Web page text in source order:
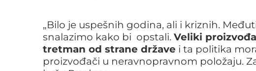
„Bilo je uspešnih godina, ali i kriznih.
snalazimo kako bi opstali. Veliki
tretman od strane države i ta politika
proizvođači u neravnopravnom položaju.